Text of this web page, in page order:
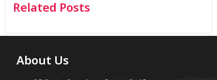
Related Posts
About Us